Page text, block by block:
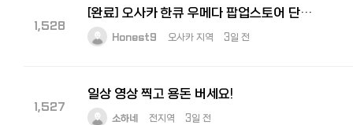
1,528
[완료] 오사카 한큐 우메다 팝업스토어 단기알바 구해요! 8월5일 ~ 11일
Honest9 오사카 지역 3일 전
1,527
일상 영상 찍고 용돈 버세요!
소하네 전지역 3일 전